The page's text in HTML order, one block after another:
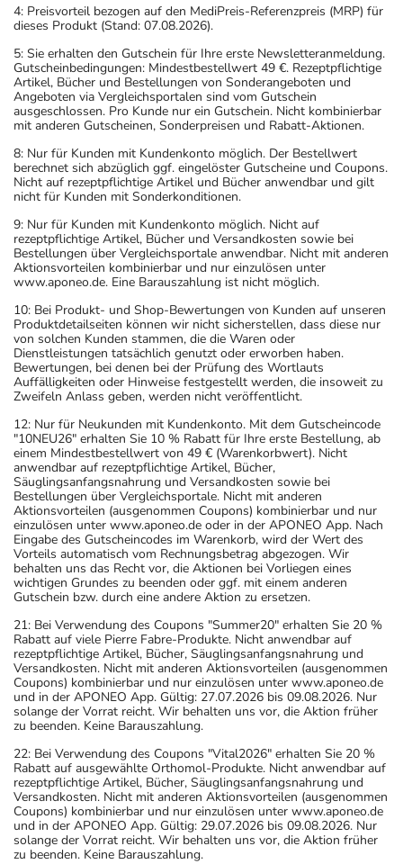
4: Preisvorteil bezogen auf den MediPreis-Referenzpreis (MRP) für
dieses Produkt (Stand: 07.08.2026).
5: Sie erhalten den Gutschein für Ihre erste Newsletteranmeldung.
Gutscheinbedingungen: Mindestbestellwert 49 €. Rezeptpflichtige
Artikel, Bücher und Bestellungen von Sonderangeboten und
Angeboten via Vergleichsportalen sind vom Gutschein
ausgeschlossen. Pro Kunde nur ein Gutschein. Nicht kombinierbar
mit anderen Gutscheinen, Sonderpreisen und Rabatt-Aktionen.
8: Nur für Kunden mit Kundenkonto möglich. Der Bestellwert
berechnet sich abzüglich ggf. eingelöster Gutscheine und Coupons.
Nicht auf rezeptpflichtige Artikel und Bücher anwendbar und gilt
nicht für Kunden mit Sonderkonditionen.
9: Nur für Kunden mit Kundenkonto möglich. Nicht auf
rezeptpflichtige Artikel, Bücher und Versandkosten sowie bei
Bestellungen über Vergleichsportale anwendbar. Nicht mit anderen
Aktionsvorteilen kombinierbar und nur einzulösen unter
www.aponeo.de. Eine Barauszahlung ist nicht möglich.
10: Bei Produkt- und Shop-Bewertungen von Kunden auf unseren
Produktdetailseiten können wir nicht sicherstellen, dass diese nur
von solchen Kunden stammen, die die Waren oder
Dienstleistungen tatsächlich genutzt oder erworben haben.
Bewertungen, bei denen bei der Prüfung des Wortlauts
Auffälligkeiten oder Hinweise festgestellt werden, die insoweit zu
Zweifeln Anlass geben, werden nicht veröffentlicht.
12: Nur für Neukunden mit Kundenkonto. Mit dem Gutscheincode
"10NEU26" erhalten Sie 10 % Rabatt für Ihre erste Bestellung, ab
einem Mindestbestellwert von 49 € (Warenkorbwert). Nicht
anwendbar auf rezeptpflichtige Artikel, Bücher,
Säuglingsanfangsnahrung und Versandkosten sowie bei
Bestellungen über Vergleichsportale. Nicht mit anderen
Aktionsvorteilen (ausgenommen Coupons) kombinierbar und nur
einzulösen unter www.aponeo.de oder in der APONEO App. Nach
Eingabe des Gutscheincodes im Warenkorb, wird der Wert des
Vorteils automatisch vom Rechnungsbetrag abgezogen. Wir
behalten uns das Recht vor, die Aktionen bei Vorliegen eines
wichtigen Grundes zu beenden oder ggf. mit einem anderen
Gutschein bzw. durch eine andere Aktion zu ersetzen.
21: Bei Verwendung des Coupons "Summer20" erhalten Sie 20 %
Rabatt auf viele Pierre Fabre-Produkte. Nicht anwendbar auf
rezeptpflichtige Artikel, Bücher, Säuglingsanfangsnahrung und
Versandkosten. Nicht mit anderen Aktionsvorteilen (ausgenommen
Coupons) kombinierbar und nur einzulösen unter www.aponeo.de
und in der APONEO App. Gültig: 27.07.2026 bis 09.08.2026. Nur
solange der Vorrat reicht. Wir behalten uns vor, die Aktion früher
zu beenden. Keine Barauszahlung.
22: Bei Verwendung des Coupons "Vital2026" erhalten Sie 20 %
Rabatt auf ausgewählte Orthomol-Produkte. Nicht anwendbar auf
rezeptpflichtige Artikel, Bücher, Säuglingsanfangsnahrung und
Versandkosten. Nicht mit anderen Aktionsvorteilen (ausgenommen
Coupons) kombinierbar und nur einzulösen unter www.aponeo.de
und in der APONEO App. Gültig: 29.07.2026 bis 09.08.2026. Nur
solange der Vorrat reicht. Wir behalten uns vor, die Aktion früher
zu beenden. Keine Barauszahlung.